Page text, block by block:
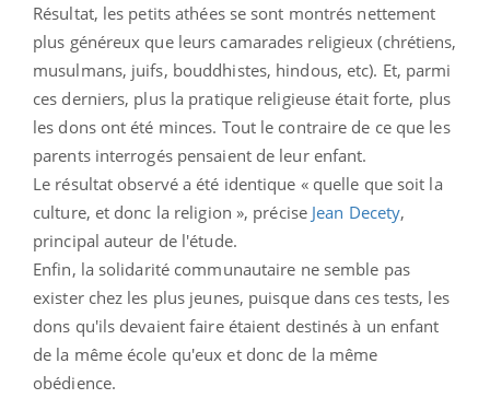
Résultat, les petits athées se sont montrés nettement
plus généreux que leurs camarades religieux (chrétiens,
musulmans, juifs, bouddhistes, hindous, etc). Et, parmi
ces derniers, plus la pratique religieuse était forte, plus
les dons ont été minces. Tout le contraire de ce que les
parents interrogés pensaient de leur enfant.
Le résultat observé a été identique « quelle que soit la
culture, et donc la religion », précise Jean Decety,
principal auteur de l'étude.
Enfin, la solidarité communautaire ne semble pas
exister chez les plus jeunes, puisque dans ces tests, les
dons qu'ils devaient faire étaient destinés à un enfant
de la même école qu'eux et donc de la même
obédience.